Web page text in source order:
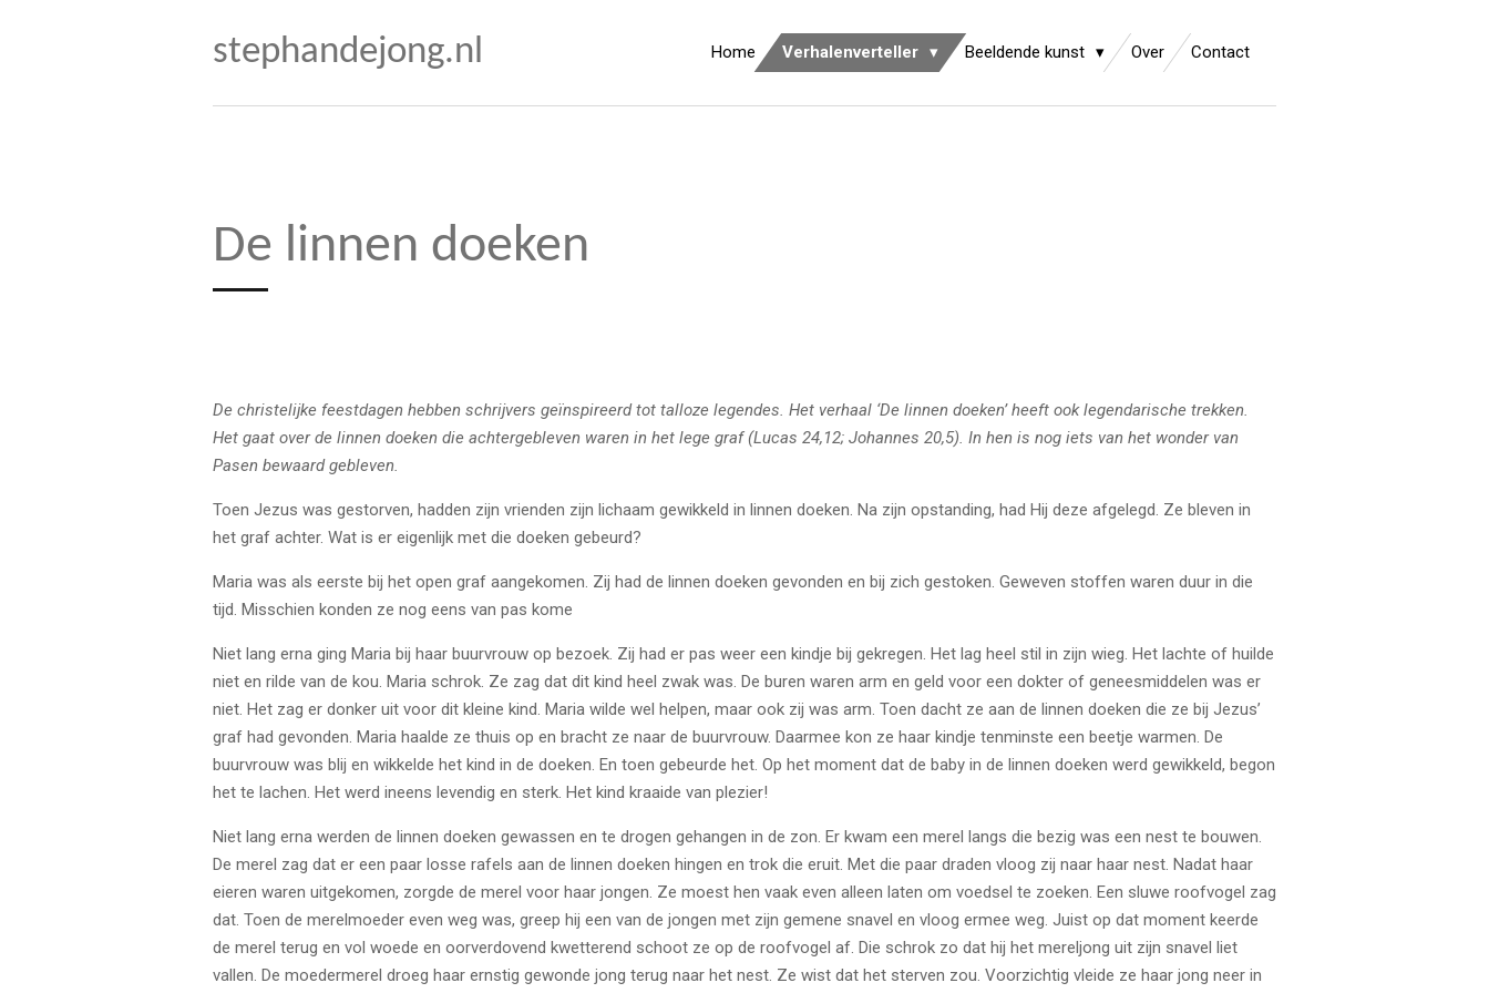
stephandejong.nl Home Verhalenverteller Beeldende kunst Over Contact
De linnen doeken
De christelijke feestdagen hebben schrijvers geïnspireerd tot talloze legendes. Het verhaal ‘De linnen doeken’ heeft ook legendarische trekken.
Het gaat over de linnen doeken die achtergebleven waren in het lege graf (Lucas 24,12; Johannes 20,5). In hen is nog iets van het wonder van
Pasen bewaard gebleven.
Toen Jezus was gestorven, hadden zijn vrienden zijn lichaam gewikkeld in linnen doeken. Na zijn opstanding, had Hij deze afgelegd. Ze bleven in
het graf achter. Wat is er eigenlijk met die doeken gebeurd?
Maria was als eerste bij het open graf aangekomen. Zij had de linnen doeken gevonden en bij zich gestoken. Geweven stoffen waren duur in die
tijd. Misschien konden ze nog eens van pas kome
Niet lang erna ging Maria bij haar buurvrouw op bezoek. Zij had er pas weer een kindje bij gekregen. Het lag heel stil in zijn wieg. Het lachte of huilde
niet en rilde van de kou. Maria schrok. Ze zag dat dit kind heel zwak was. De buren waren arm en geld voor een dokter of geneesmiddelen was er
niet. Het zag er donker uit voor dit kleine kind. Maria wilde wel helpen, maar ook zij was arm. Toen dacht ze aan de linnen doeken die ze bij Jezus’
graf had gevonden. Maria haalde ze thuis op en bracht ze naar de buurvrouw. Daarmee kon ze haar kindje tenminste een beetje warmen. De
buurvrouw was blij en wikkelde het kind in de doeken. En toen gebeurde het. Op het moment dat de baby in de linnen doeken werd gewikkeld, begon
het te lachen. Het werd ineens levendig en sterk. Het kind kraaide van plezier!
Niet lang erna werden de linnen doeken gewassen en te drogen gehangen in de zon. Er kwam een merel langs die bezig was een nest te bouwen.
De merel zag dat er een paar losse rafels aan de linnen doeken hingen en trok die eruit. Met die paar draden vloog zij naar haar nest. Nadat haar
eieren waren uitgekomen, zorgde de merel voor haar jongen. Ze moest hen vaak even alleen laten om voedsel te zoeken. Een sluwe roofvogel zag
dat. Toen de merelmoeder even weg was, greep hij een van de jongen met zijn gemene snavel en vloog ermee weg. Juist op dat moment keerde
de merel terug en vol woede en oorverdovend kwetterend schoot ze op de roofvogel af. Die schrok zo dat hij het mereljong uit zijn snavel liet
vallen. De moedermerel droeg haar ernstig gewonde jong terug naar het nest. Ze wist dat het sterven zou. Voorzichtig vleide ze haar jong neer in